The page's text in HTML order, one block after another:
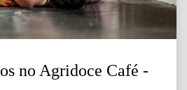
no Agridoce Café -